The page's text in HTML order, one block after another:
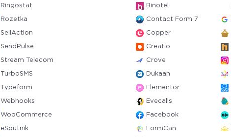
Ringostat
Rozetka
SellAction
SendPulse
Stream Telecom
TurboSMS
Typeform
Webhooks
WooCommerce
eSputnik
Binotel
Contact Form 7
Copper
Creatio
Crove
Dukaan
Elementor
Evecalls
Facebook
FormCan